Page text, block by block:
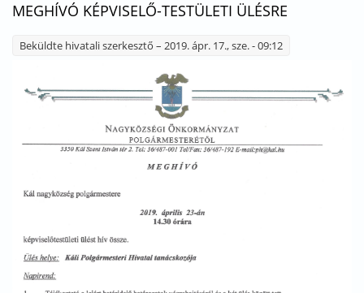
MEGHÍVÓ KÉPVISELŐ-TESTÜLETI ÜLÉSRE
Beküldte hivatali szerkesztő – 2019. ápr. 17., sze. - 09:12